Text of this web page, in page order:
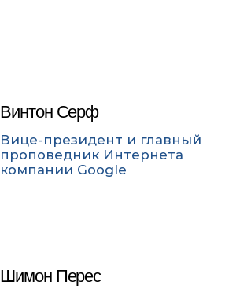
Винтон Серф
Вице-президент и главный
проповедник Интернета
компании Google
Шимон Перес